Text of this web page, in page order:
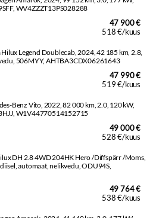
47 900 €
518 €/kuus
47 990 €
519 €/kuus
49 000 €
528 €/kuus
49 764 €
538 €/kuus